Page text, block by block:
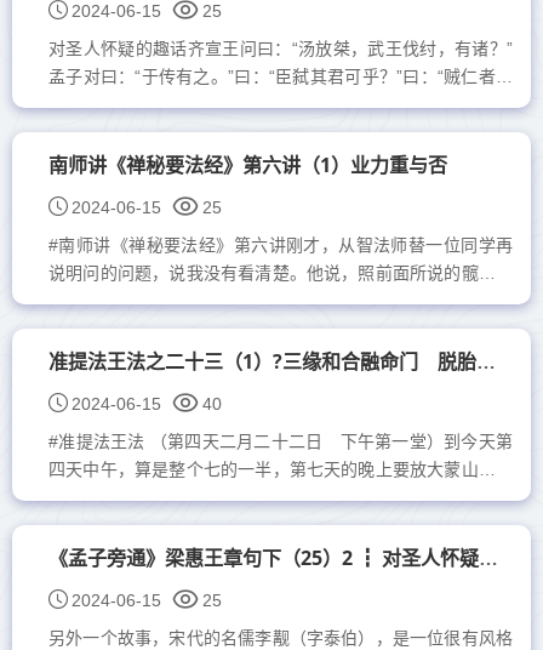
2024-06-15
25
对圣人怀疑的趣话齐宣王问曰：“汤放桀，武王伐纣，有诸？”
孟子对曰：“于传有之。”曰：“臣弑其君可乎？”曰：“贼仁者，
谓之贼；贼义者，谓之残。残贼之人，谓之一夫。闻诛一夫纣
矣，未闻弑君也。...
南师讲《禅秘要法经》第六讲（1）业力重与否
2024-06-15
25
#南师讲《禅秘要法经》第六讲刚才，从智法师替一位同学再
说明问的问题，说我没有看清楚。他说，照前面所说的髋骨，
就是屁股这块骨观清楚了，照道理嘛，照程序应该观背脊骨
上...
准提法王法之二十三（1）?三缘和合融命门 脱胎换骨真修证
2024-06-15
40
#准提法王法 （第四天二月二十二日 下午第一堂）到今天第
四天中午，算是整个七的一半，第七天的晚上要放大蒙山。现
在可以说修法用功踏上了最高峰，下午就放慢脚步一般地散...
《孟子旁通》梁惠王章句下（25）2 ┇ 对圣人怀疑的趣话
2024-06-15
25
另外一个故事，宋代的名儒李觏（字泰伯），是一位很有风格